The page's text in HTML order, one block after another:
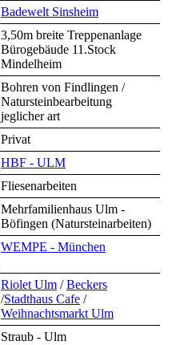
Badewelt Sinsheim
3,50m breite Treppenanlage
Bürogebäude 11.Stock
Mindelheim
Bohren von Findlingen /
Natursteinbearbeitung
jeglicher art
Privat
HBF - ULM
Fliesenarbeiten
Mehrfamilienhaus Ulm -
Böfingen (Natursteinarbeiten)
WEMPE - München
Riolet Ulm /Beckers
/Stadthaus Cafe /
Weihnachtsmarkt Ulm
Straub - Ulm